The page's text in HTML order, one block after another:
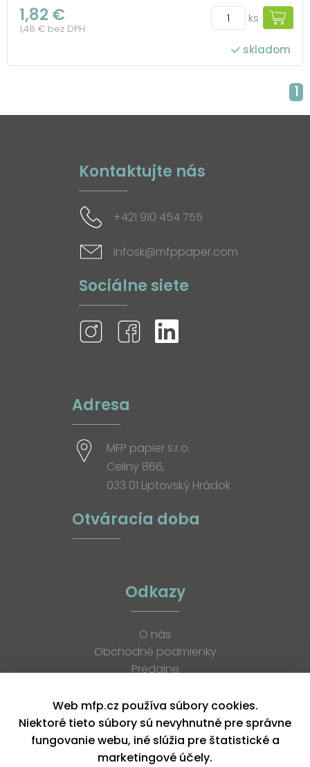
cm - trojuholník 90°/30°/60° - uhlomer Farba: ružová,
modrá, zelená, žltá Pravítko je zdravotne nezávadné a
neobsahuje ftal...
1,82 €
1,48 € bez DPH
ks
skladom
1
Kontaktujte nás
+421 910 454 755
infosk@mfppaper.com
Sociálne siete
Adresa
MFP papier s.r.o.
Celiny 866,
033 01 Liptovský Hrádok
Otváracia doba
Odkazy
O nás
Obchodné podmienky
Predajne
K stiahnutiu
Blog
Kontakt
Kariéra
Web mfp.cz používa súbory cookies.
Niektoré tieto súbory sú nevyhnutné pre správne
fungovanie webu, iné slúžia pre štatistické a
marketingové účely.